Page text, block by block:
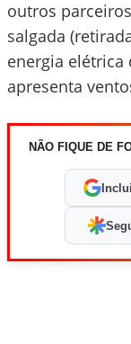
outros
salgada
energia elétrica
apresenta
NÃO FIQUE DE